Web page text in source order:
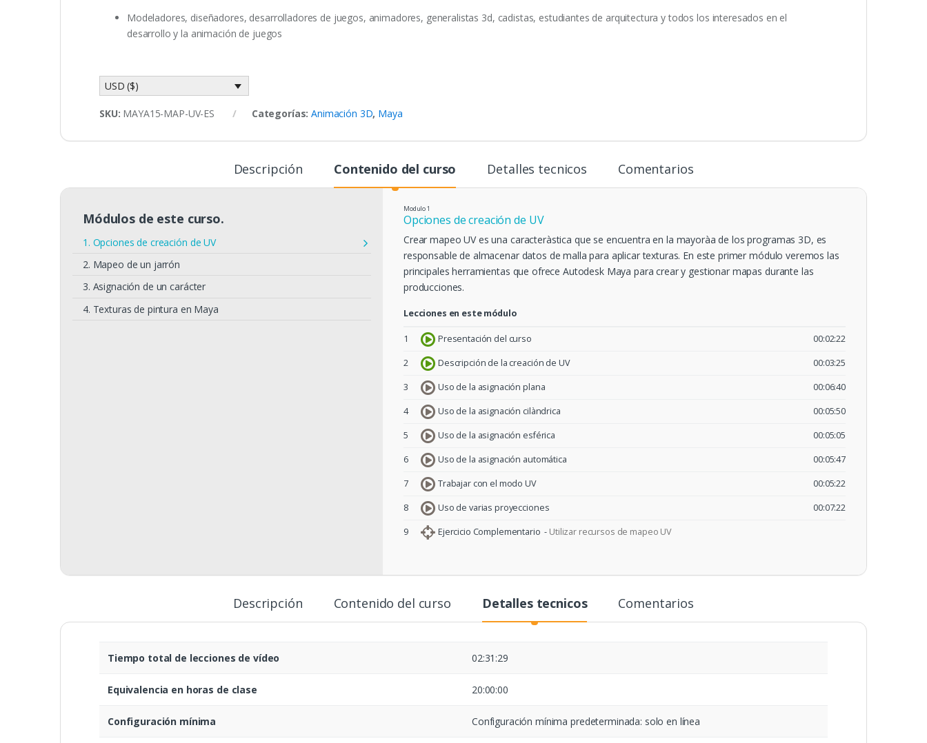
Modeladores, diseñadores, desarrolladores de juegos, animadores, generalistas 3d, cadistas, estudiantes de arquitectura y todos los interesados en el
desarrollo y la animación de juegos
USD ($)
SKU: MAYA15-MAP-UV-ES Categorías:Animación 3D, Maya
Descripción Contenido del curso Detalles tecnicos Comentarios
Módulos de este curso.
1. Opciones de creación de UV
2. Mapeo de un jarrón
3. Asignación de un carácter
4. Texturas de pintura en Maya
Modulo1
Opciones de creación de UV
Crear mapeo UV es una caracterà­stica que se encuentra en la mayorà­a de los programas 3D, es
responsable de almacenar datos de malla para aplicar texturas. En este primer módulo veremos las
principales herramientas que ofrece Autodesk Maya para crear y gestionar mapas durante las
producciones.
Lecciones en este módulo
1 Presentación del curso 00:02:22
2 Descripción de la creación de UV 00:03:25
3 Uso de la asignación plana 00:06:40
4 Uso de la asignación cilà­ndrica 00:05:50
5 Uso de la asignación esférica 00:05:05
6 Uso de la asignación automática 00:05:47
7 Trabajar con el modo UV 00:05:22
8 Uso de varias proyecciones 00:07:22
9 Ejercicio Complementario - Utilizar recursos de mapeo UV
Descripción Contenido del curso Detalles tecnicos Comentarios
Tiempo total de lecciones de vídeo 02:31:29
Equivalencia en horas de clase 20:00:00
Configuración mínima Configuración mínima predeterminada: solo en línea